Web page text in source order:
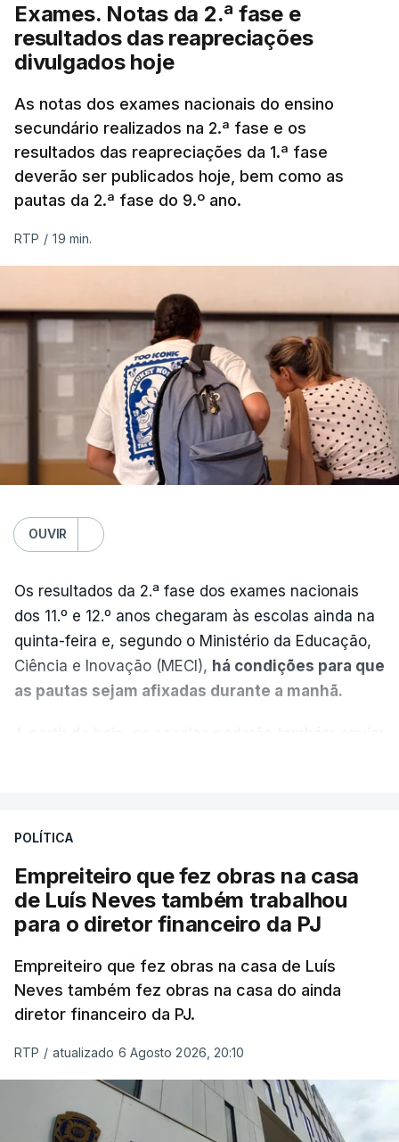
Exames. Notas da 2.ª fase e
resultados das reapreciações
divulgados hoje
As notas dos exames nacionais do ensino
secundário realizados na 2.ª fase e os
resultados das reapreciações da 1.ª fase
deverão ser publicados hoje, bem como as
pautas da 2.ª fase do 9.º ano.
RTP / 19 min.
OUVIR
Os resultados da 2.ª fase dos exames nacionais
dos 11.º e 12.º anos chegaram às escolas ainda na
quinta-feira e, segundo o Ministério da Educação,
Ciência e Inovação (MECI), há condições para que
as pautas sejam afixadas durante a manhã.
dependia da apresentação de um requerimento,
mas o Governo decidiu, a partir deste ano,
disponibilizar a cópia dos exames classificados a
e rigor do processo" devido às falhas na
classificação eletrónica.
Serão também publicadas as notas da 2.ª fase
Quanto aos pedidos de reapreciação de provas
realizadas durante a 1.ª fase, os resultados só
POLÍTICA
Empreiteiro que fez obras na casa
de Luís Neves também trabalhou
para o diretor financeiro da PJ
Empreiteiro que fez obras na casa de Luís
Neves também fez obras na casa do ainda
diretor financeiro da PJ.
RTP / atualizado 6 Agosto 2026, 20:10